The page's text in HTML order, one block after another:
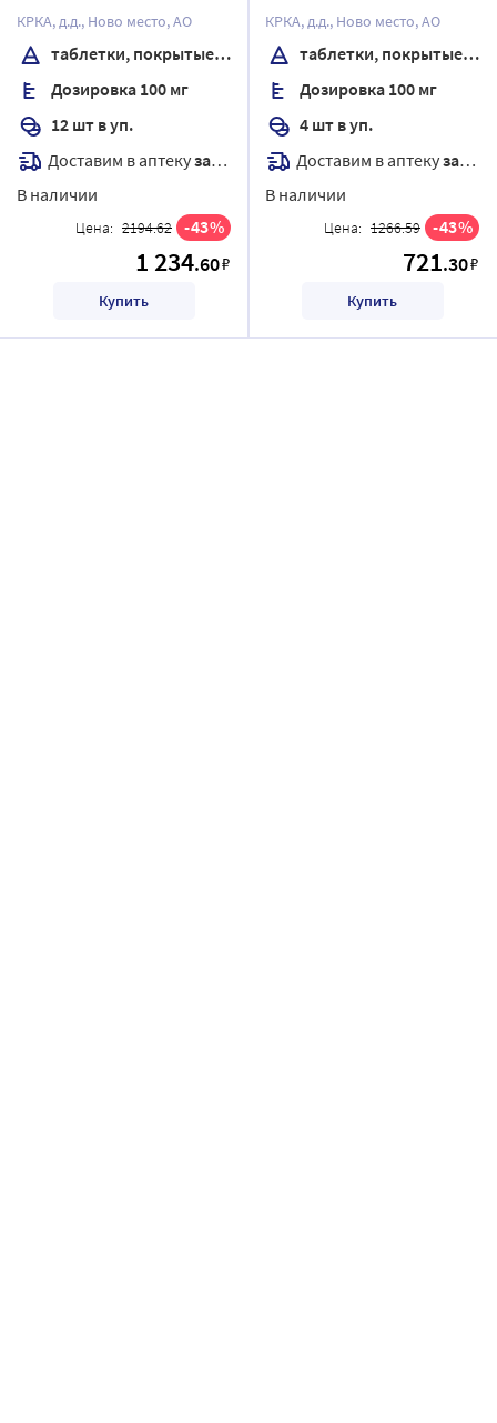
пленочной оболочкой
КРКА, д.д., Ново место, АО
таблетки, покрытые пленочной оболочкой
Дозировка 100 мг
12 шт в уп.
Доставим в аптекузавтра
В наличии
Цена: 2194.62 43
1 234.60₽
Купить
пленочной оболочкой
КРКА, д.д., Ново место, АО
таблетки, покрытые пленочной оболочкой
Дозировка 100 мг
4 шт в уп.
Доставим в аптекузавтра
В наличии
Цена: 1266.59 43
721.30₽
Купить